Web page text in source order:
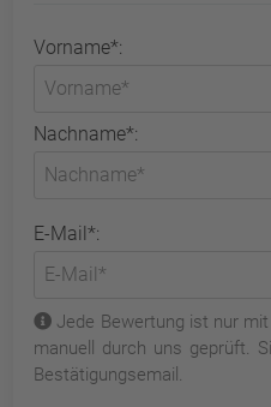
Vorname*:
Nachname*:
E-Mail*:
Jede Bewertung ist nur
manuell durch uns geprüft.
Bestätigungsemail.